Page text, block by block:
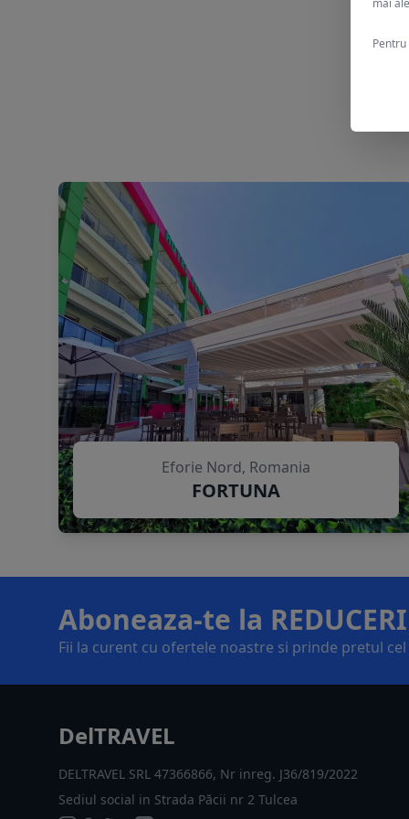
Eforie Nord, Romania
FORTUNA
Aboneaza-te la REDUCERI
Fii la curent cu ofertele noastre si prinde pretul
DelTRAVEL
DELTRAVEL SRL 47366866, Nr inreg. J36/819/2022
Sediul social in Strada Păcii nr 2 Tulcea
mai